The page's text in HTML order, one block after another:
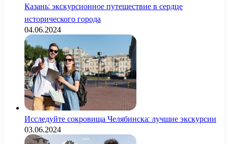
Казань: экскурсионное путешествие в сердце
исторического города
04.06.2024
Исследуйте сокровища Челябинска: лучшие экскурсии
03.06.2024